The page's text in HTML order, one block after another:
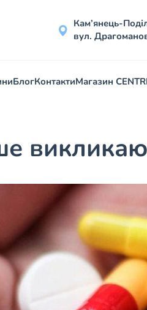
Кам’янець-
вул.
БлогКонтактиМагазин